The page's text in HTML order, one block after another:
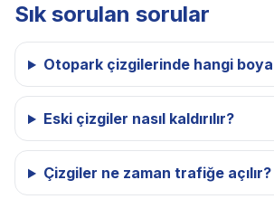
Sık sorulan sorular
Otopark çizgilerinde hangi boya
Eski çizgiler nasıl kaldırılır?
Çizgiler ne zaman trafiğe açılır?